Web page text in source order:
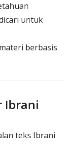
untuk
berbasis
Ibrani
teks Ibrani